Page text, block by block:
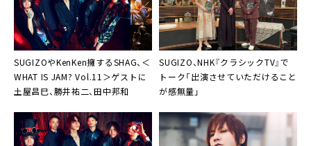
SUGIZOやKenKen擁するSHAG、＜
WHAT IS JAM? Vol.11＞ゲストに
土屋昌巳、勝井祐二、田中邦和
SUGIZO、NHK『クラシックTV』で
トーク「出演させていただけること
が感無量」